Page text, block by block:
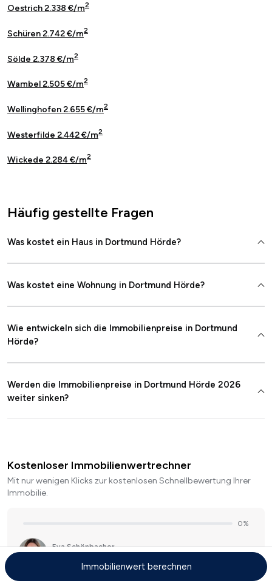
Oestrich 2.338 €/m2
Schüren 2.742 €/m2
Sölde 2.378 €/m2
Wambel 2.505 €/m2
Wellinghofen 2.655 €/m2
Westerfilde 2.442 €/m2
Wickede 2.284 €/m2
Häufig gestellte Fragen
Was kostet ein Haus in Dortmund Hörde?
Was kostet eine Wohnung in Dortmund Hörde?
Wie entwickeln sich die Immobilienpreise in Dortmund
Hörde?
Werden die Immobilienpreise in Dortmund Hörde 2026
weiter sinken?
Kostenloser Immobilienwertrechner
Mit nur wenigen Klicks zur kostenlosen Schnellbewertung Ihrer
Immobilie.
Immobilienwert berechnen